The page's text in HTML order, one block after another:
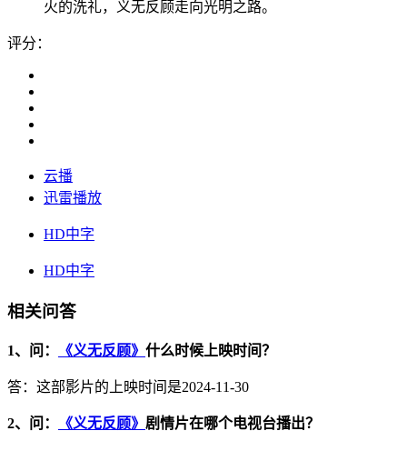
火的洗礼，义无反顾走向光明之路。
评分：
云播
迅雷播放
HD中字
HD中字
相关问答
1、问： 《义无反顾》 什么时候上映时间？
答：这部影片的上映时间是2024-11-30
2、问： 《义无反顾》 剧情片在哪个电视台播出？